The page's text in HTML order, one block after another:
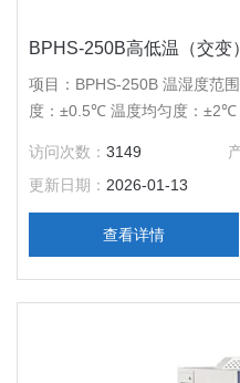
BPHS-250B高低温（交变
项目：BPHS-250B 温湿度范
度：±0.5℃ 温度均匀度：±2℃
外胆尺寸（mm）：
访问次数：3149
更新日期： 2026-01-13
查看详情